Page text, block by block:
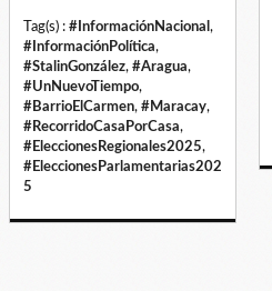
Tag(s) : #InformaciónNacional ,
#InformaciónPolítica,
#StalinGonzález, #Aragua,
#UnNuevoTiempo,
#BarrioElCarmen, #Maracay,
#RecorridoCasaPorCasa,
#EleccionesRegionales2025,
#EleccionesParlamentarias202
5